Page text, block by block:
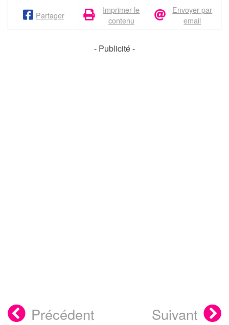
Partager
Imprimer le
contenu
Envoyer par
email
- Publicité -
Précédent Suivant